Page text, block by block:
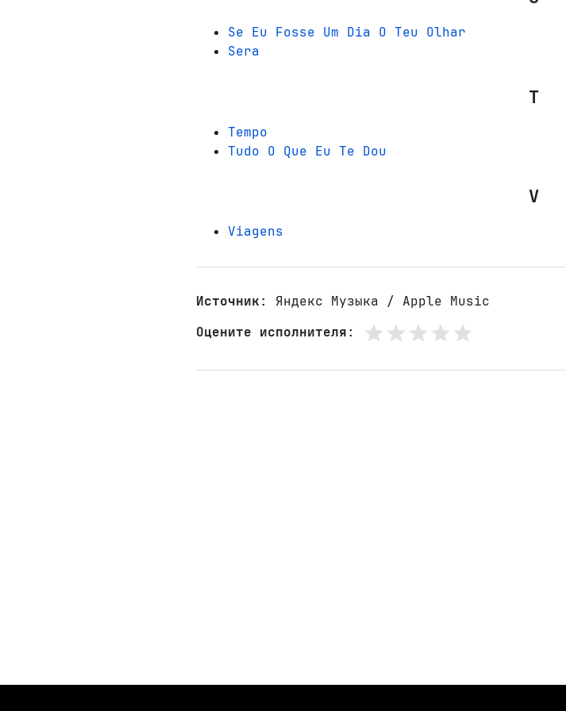
Se Eu Fosse Um Dia O Teu Olhar
Sera
T
Tempo
Tudo O Que Eu Te Dou
V
Viagens
Источник: Яндекс Музыка / Apple Music
Оцените исполнителя: